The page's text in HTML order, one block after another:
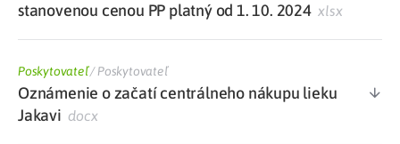
stanovenou cenou PP platný od 1. 10. 2024xlsx
Poskytovateľ/Poskytovateľ
Oznámenie o začatí centrálneho nákupu lieku
Jakavi docx